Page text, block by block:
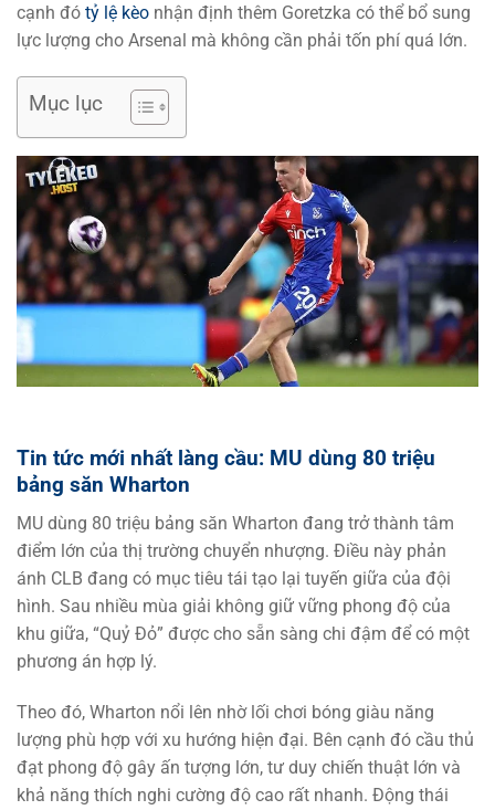
cạnh đó tỷ lệ kèo nhận định thêm Goretzka có thể bổ sung
lực lượng cho Arsenal mà không cần phải tốn phí quá lớn.
Mục lục
Tin tức mới nhất làng cầu: MU dùng 80 triệu
bảng săn Wharton
MU dùng 80 triệu bảng săn Wharton đang trở thành tâm
điểm lớn của thị trường chuyển nhượng. Điều này phản
ánh CLB đang có mục tiêu tái tạo lại tuyến giữa của đội
hình. Sau nhiều mùa giải không giữ vững phong độ của
khu giữa, “Quỷ Đỏ” được cho sẵn sàng chi đậm để có một
phương án hợp lý.
Theo đó, Wharton nổi lên nhờ lối chơi bóng giàu năng
lượng phù hợp với xu hướng hiện đại. Bên cạnh đó cầu thủ
đạt phong độ gây ấn tượng lớn, tư duy chiến thuật lớn và
khả năng thích nghi cường độ cao rất nhanh. Động thái